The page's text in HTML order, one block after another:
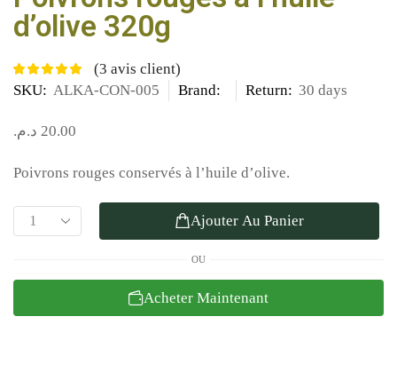
d’olive 320g
(3 avis client)
SKU: ALKA-CON-005 Brand: Return: 30 days
20.00 د.م.
Poivrons rouges conservés à l’huile d’olive.
Ajouter Au Panier
OU
Acheter Maintenant